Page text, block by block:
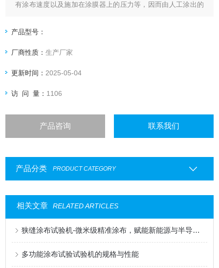
有涂布速度以及施加在涂膜器上的压力等，因而由人工涂出的
了，这就给比较样板之间的测试结果带来了困难。本款涂布试
产品型号：
厂商性质：生产厂家
更新时间： 2025-05-04
访 问 量： 1106
产品咨询 联系我们
产品分类 PRODUCT CATEGORY
相关文章 RELATED ARTICLES
狭缝涂布试验机-微米级精准涂布，赋能新能源与半导体科研创新
多功能涂布试验试验机的规格与性能